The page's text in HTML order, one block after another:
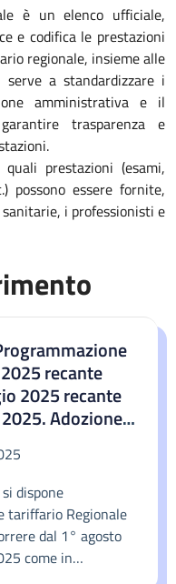
è un elenco ufficiale,
e codifica le prestazioni
regionale, insieme alle
a standardizzare i
amministrativa e il
trasparenza e
prestazioni (esami,
possono essere fornite,
i professionisti e
recante
2025 recante
Adozione
di cui al
Consiglio dei
Definizione e
di
dispone
tariffario Regionale
dal 1° agosto
come in